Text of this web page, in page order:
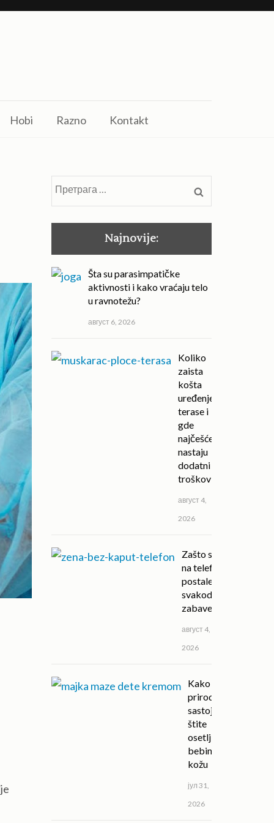
Hobi Razno Kontakt
Претрага
за:
Najnovije:
Šta su parasimpatičke
aktivnosti i kako vraćaju telo
u ravnotežu?
август 6, 2026
Koliko
zaista
košta
uređenje
terase i
gde
najčešće
nastaju
dodatni
troškovi?
август 4,
2026
Zašto su igre
na telefonu
postale deo
svakodnevne
zabave?
август 4,
2026
Kako
prirodni
sastojci
štite
osetljivu
bebinu
kožu
јул 31,
2026